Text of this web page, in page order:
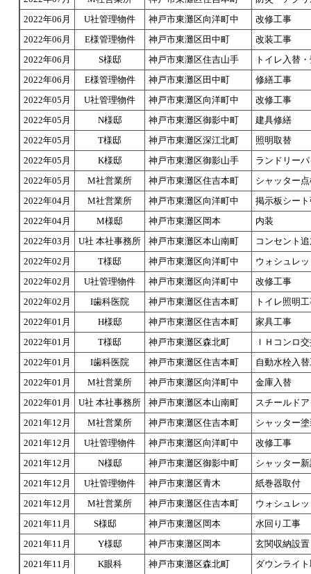
2022年06月
U社管理物件 神戸市東灘区向洋町中
改修工事
2022年06月
E様管理物件 神戸市東灘区田中町
改装工事
2022年06月
S様邸 神戸市東灘区住吉山手
トイレ入替
2022年06月
E様管理物件 神戸市東灘区田中町
修繕工事
2022年05月
U社管理物件 神戸市東灘区向洋町中
改修工事
2022年05月
N様邸 神戸市東灘区御影中町
建具修繕
2022年05月
T様邸 神戸市東灘区深江北町
照明取替
2022年05月
K様邸 神戸市東灘区御影山手
ランドリー
2022年05月
M社営業所 神戸市東灘区住吉本町
シャッター
2022年04月
M社営業所 神戸市東灘区向洋町中
掲示板シー
2022年04月
M様邸 神戸市東灘区岡本
内装
2022年03月
U社 本社事務所 神戸市東灘区本山南町
コンセント
2022年02月
T様邸 神戸市東灘区向洋町中
ウォシュレ
2022年02月
U社管理物件 神戸市東灘区向洋町中
改修工事
2022年02月
I歯科医院 神戸市東灘区住吉本町
トイレ照明
2022年01月
H様邸 神戸市東灘区住吉本町
家具工事
2022年01月
T様邸 神戸市東灘区森北町
ＩＨコンロ
2022年01月
I歯科医院 神戸市東灘区住吉本町
自動水栓入
2022年01月
M社営業所 神戸市東灘区向洋町中
金庫入替
2022年01月
U社 本社事務所 神戸市東灘区本山南町
スチールド
2021年12月
M社営業所 神戸市東灘区住吉本町
シャッター
2021年12月
U社管理物件 神戸市東灘区向洋町中
改修工事
2021年12月
N様邸 神戸市東灘区御影中町
シャッター
2021年12月
U社管理物件 神戸市東灘区青木
紙巻器取付
2021年12月
M社営業所 神戸市東灘区住吉本町
ウォシュレ
2021年11月
S様邸 神戸市東灘区岡本
水回り工事
2021年11月
Y様邸 神戸市東灘区岡本
玄関収納設置
2021年11月
K眼科 神戸市東灘区森北町 ダウンライ